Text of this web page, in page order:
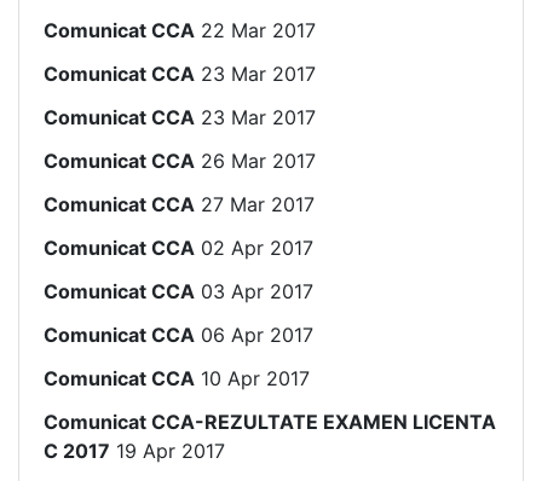
Comunicat CCA 22 Mar 2017
Comunicat CCA 23 Mar 2017
Comunicat CCA 23 Mar 2017
Comunicat CCA 26 Mar 2017
Comunicat CCA 27 Mar 2017
Comunicat CCA 02 Apr 2017
Comunicat CCA 03 Apr 2017
Comunicat CCA 06 Apr 2017
Comunicat CCA 10 Apr 2017
Comunicat CCA-REZULTATE EXAMEN LICENTA
C 2017 19 Apr 2017